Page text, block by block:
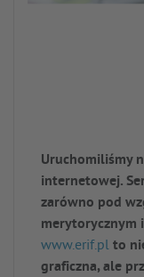
Uruchomiliśmy
internetowej.
zarówno pod
merytorycznym
www.erif.pl to
graficzna, ale